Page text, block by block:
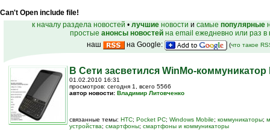
Can't Open include file!
к началу раздела новостей • лучшие новости и самые популярные
простые анонсы новостей на email ежедневно или раз
наш
на Google: (что такое
В Сети засветился WinMo-коммуникатор
01.02.2010 16:31
просмотров: сегодня 1, всего 5566
автор новости: Владимир Литовченко
связанные темы: HTC; Pocket PC; Windows Mobile; коммуникаторы;
устройства; смартфоны; смартфоны и коммуникаторы